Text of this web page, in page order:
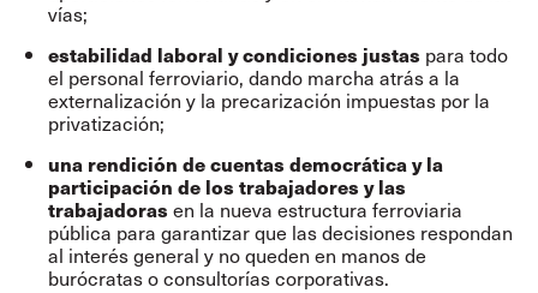
vías;
estabilidad laboral y condiciones justas para todo
el personal ferroviario, dando marcha atrás a la
externalización y la precarización impuestas por la
privatización;
una rendición de cuentas democrática y la
participación de los trabajadores y las
trabajadoras en la nueva estructura ferroviaria
pública para garantizar que las decisiones respondan
al interés general y no queden en manos de
burócratas o consultorías corporativas.